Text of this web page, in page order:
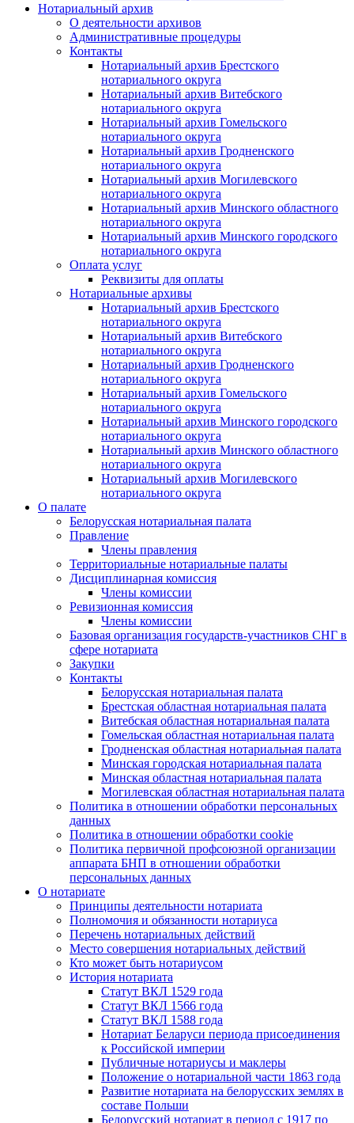
Нотариальный архив
О деятельности архивов
Административные процедуры
Контакты
Нотариальный архив Брестского
нотариального округа
Нотариальный архив Витебского
нотариального округа
Нотариальный архив Гомельского
нотариального округа
Нотариальный архив Гродненского
нотариального округа
Нотариальный архив Могилевского
нотариального округа
Нотариальный архив Минского областного
нотариального округа
Нотариальный архив Минского городского
нотариального округа
Оплата услуг
Реквизиты для оплаты
Нотариальные архивы
Нотариальный архив Брестского
нотариального округа
Нотариальный архив Витебского
нотариального округа
Нотариальный архив Гродненского
нотариального округа
Нотариальный архив Гомельского
нотариального округа
Нотариальный архив Минского городского
нотариального округа
Нотариальный архив Минского областного
нотариального округа
Нотариальный архив Могилевского
нотариального округа
О палате
Белорусская нотариальная палата
Правление
Члены правления
Территориальные нотариальные палаты
Дисциплинарная комиссия
Члены комиссии
Ревизионная комиссия
Члены комиссии
Базовая организация государств-участников СНГ в
сфере нотариата
Закупки
Контакты
Белорусская нотариальная палата
Брестская областная нотариальная палата
Витебская областная нотариальная палата
Гомельская областная нотариальная палата
Гродненская областная нотариальная палата
Минская городская нотариальная палата
Минская областная нотариальная палата
Могилевская областная нотариальная палата
Политика в отношении обработки персональных
данных
Политика в отношении обработки cookie
Политика первичной профсоюзной организации
аппарата БНП в отношении обработки
персональных данных
О нотариате
Принципы деятельности нотариата
Полномочия и обязанности нотариуса
Перечень нотариальных действий
Место совершения нотариальных действий
Кто может быть нотариусом
История нотариата
Статут ВКЛ 1529 года
Статут ВКЛ 1566 года
Статут ВКЛ 1588 года
Нотариат Беларуси периода присоединения
к Российской империи
Публичные нотариусы и маклеры
Положение о нотариальной части 1863 года
Развитие нотариата на белорусских землях в
составе Польши
Белорусский нотариат в период с 1917 по